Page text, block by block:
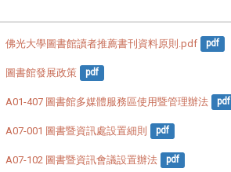
佛光大學圖書館讀者推薦書刊資料原則.pdf pdf
圖書館發展政策 pdf
A01-407 圖書館多媒體服務區使用暨管理辦法 pdf
A07-001 圖書暨資訊處設置細則 pdf
A07-102 圖書暨資訊會議設置辦法 pdf